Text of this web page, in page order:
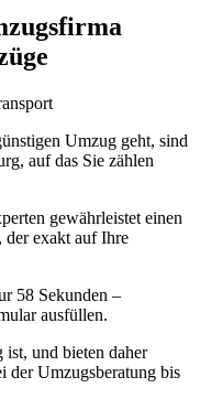
Umzug geht, sind
auf das Sie zählen
gewährleistet einen
, der exakt auf Ihre
58 Sekunden –
ausfüllen.
und bieten daher
der Umzugsberatung bis